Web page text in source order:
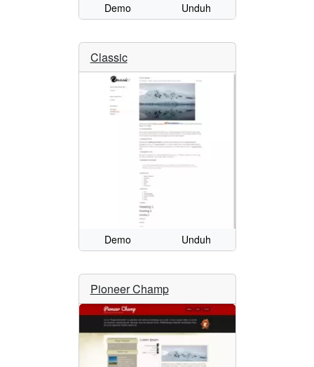
Demo Unduh
Classic
Demo Unduh
Pioneer Champ